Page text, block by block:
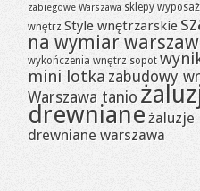
zabiegowe Warszawa sklepy
wnętrz Style wnętrzarskie
na wymiar
wykończenia wnętrz sopot
mini lotka zabudowy
Warszawa tanio
drewniane żaluzje
drewniane warszawa